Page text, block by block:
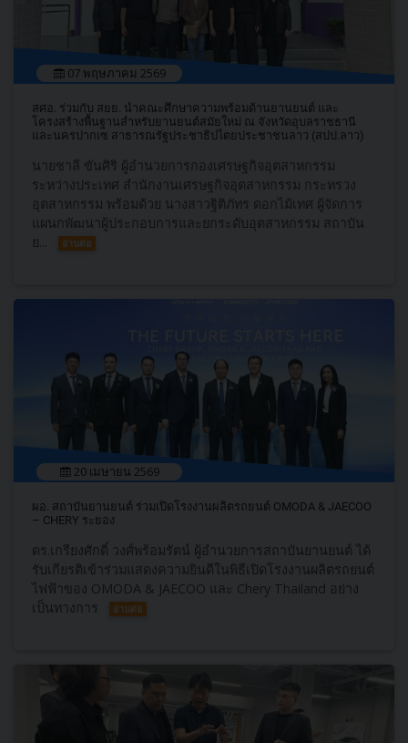
07 พฤษภาคม 2569
สศอ. ร่วมกับ สยย. นำคณะศึกษาความพร้อมด้านยานยนต์ และ
โครงสร้างพื้นฐานสำหรับยานยนต์สมัยใหม่ ณ จังหวัดอุบลราชธานี
และนครปากเซ สาธารณรัฐประชาธิปไตยประชาชนลาว (สปป.ลาว)
นายชาลี ขันศิริ ผู้อำนวยการกองเศรษฐกิจอุตสาหกรรม
ระหว่างประเทศ สำนักงานเศรษฐกิจอุตสาหกรรม กระทรวง
อุตสาหกรรม พร้อมด้วย นางสาวฐิติภัทร ดอกไม้เทศ ผู้จัดการ
แผนกพัฒนาผู้ประกอบการและยกระดับอุตสาหกรรม สถาบัน
ย...
อ่านต่อ
20 เมษายน 2569
ผอ. สถาบันยานยนต์ ร่วมเปิดโรงงานผลิตรถยนต์ OMODA & JAECOO
– CHERY ระยอง
ดร.เกรียงศักดิ์ วงศ์พร้อมรัตน์ ผู้อำนวยการสถาบันยานยนต์ ได้
รับเกียรติเข้าร่วมแสดงความยินดีในพิธีเปิดโรงงานผลิตรถยนต์
ไฟฟ้าของ OMODA & JAECOO และ Chery Thailand อย่าง
เป็นทางการ
อ่านต่อ